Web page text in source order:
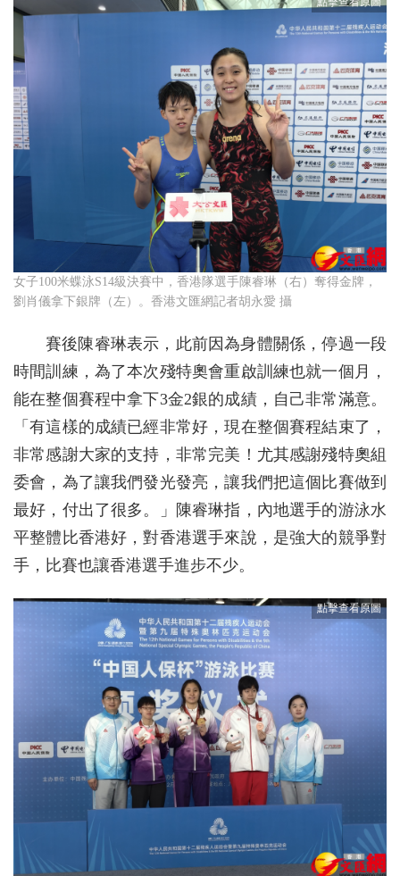
女子100米蝶泳S14級決賽中，香港隊選手陳睿琳（右）奪得金牌，
劉肖儀拿下銀牌（左）。香港文匯網記者胡永愛 攝
賽後陳睿琳表示，此前因為身體關係，停過一段
時間訓練，為了本次殘特奧會重啟訓練也就一個月，
能在整個賽程中拿下3金2銀的成績，自己非常滿意。
「有這樣的成績已經非常好，現在整個賽程結束了，
非常感謝大家的支持，非常完美！尤其感謝殘特奧組
委會，為了讓我們發光發亮，讓我們把這個比賽做到
最好，付出了很多。」陳睿琳指，內地選手的游泳水
平整體比香港好，對香港選手來說，是強大的競爭對
手，比賽也讓香港選手進步不少。